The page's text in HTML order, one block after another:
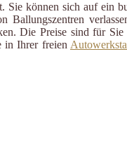
können sich auf ein
Ballungszentren
Die Preise sind für
in Ihrer freien